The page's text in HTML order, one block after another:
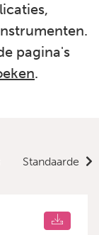
pagina's
.
Standaarden